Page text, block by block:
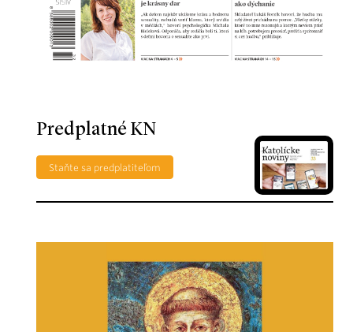
Predplatné KN
Staňte sa predplatiteľom